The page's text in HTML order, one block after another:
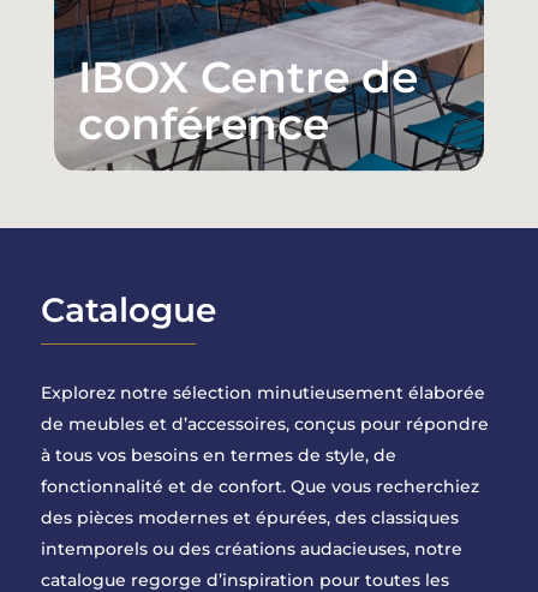
IBOX Centre de
conférence
Catalogue
Explorez notre sélection minutieusement élaborée
de meubles et d’accessoires, conçus pour répondre
à tous vos besoins en termes de style, de
fonctionnalité et de confort. Que vous recherchiez
des pièces modernes et épurées, des classiques
intemporels ou des créations audacieuses, notre
catalogue regorge d’inspiration pour toutes les